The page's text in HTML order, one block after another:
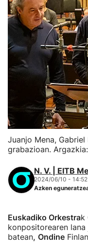
Juanjo Mena,
grabazioan.
N. V. | EITB
2024/06/10 - 14:52
Azken
Euskadiko Orkestrak
konpositorearen
batean, Ondine